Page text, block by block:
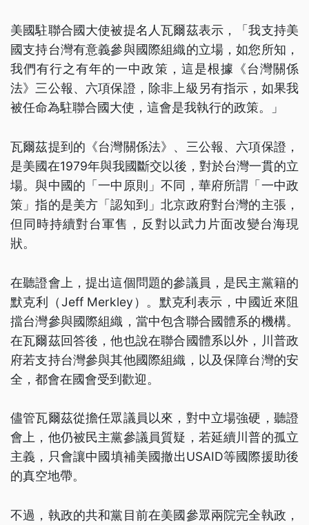
美國駐聯合國大使被提名人瓦爾茲表示，「我支持美
國支持台灣有意義參與國際組織的立場，如您所知，
我們有行之有年的一中政策，這是根據《台灣關係
法》三公報、六項保證，除非上級另有指示，如果我
被任命為駐聯合國大使，這會是我執行的政策。」
瓦爾茲提到的《台灣關係法》、三公報、六項保證，
是美國在1979年與我國斷交以後，對於台灣一貫的立
場。與中國的「一中原則」不同，華府所謂「一中政
策」指的是美方「認知到」北京政府對台灣的主張，
但同時持續對台軍售，反對以武力片面改變台海現
狀。
在聽證會上，提出這個問題的參議員，是民主黨籍的
默克利（Jeff Merkley）。默克利表示，中國近來阻
擋台灣參與國際組織，當中包含聯合國體系的機構。
在瓦爾茲回答後，他也說在聯合國體系以外，川普政
府若支持台灣參與其他國際組織，以及保障台灣的安
全，都會在國會受到歡迎。
儘管瓦爾茲從擔任眾議員以來，對中立場強硬，聽證
會上，他仍被民主黨參議員質疑，若延續川普的孤立
主義，只會讓中國填補美國撤出USAID等國際援助後
的真空地帶。
不過，執政的共和黨目前在美國參眾兩院完全執政，